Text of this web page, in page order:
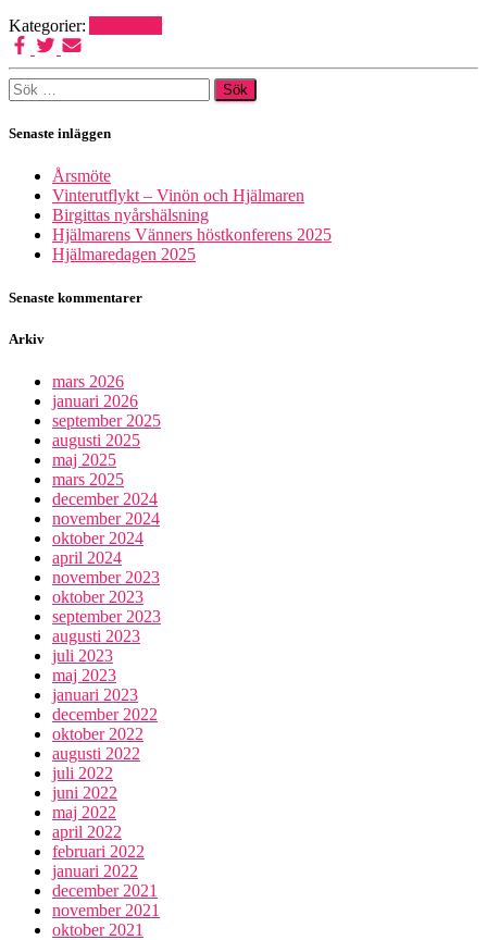
Kategorier:
Sök
efter:
Senaste inläggen
Årsmöte
Vinterutflykt – Vinön och Hjälmaren
Birgittas nyårshälsning
Hjälmarens Vänners höstkonferens 2025
Hjälmaredagen 2025
Senaste kommentarer
Arkiv
mars 2026
januari 2026
september 2025
augusti 2025
maj 2025
mars 2025
december 2024
november 2024
oktober 2024
april 2024
november 2023
oktober 2023
september 2023
augusti 2023
juli 2023
maj 2023
januari 2023
december 2022
oktober 2022
augusti 2022
juli 2022
juni 2022
maj 2022
april 2022
februari 2022
januari 2022
december 2021
november 2021
oktober 2021